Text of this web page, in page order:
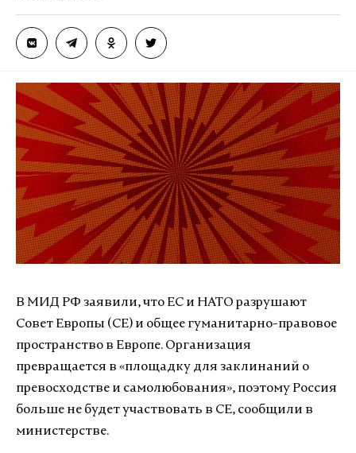
В МИД РФ заявили, что ЕС и НАТО разрушают
Совет Европы (СЕ) и общее гуманитарно-правовое
пространство в Европе. Организация
превращается в «площадку для заклинаний о
превосходстве и самолюбования», поэтому Россия
больше не будет участвовать в СЕ, сообщили в
министерстве.